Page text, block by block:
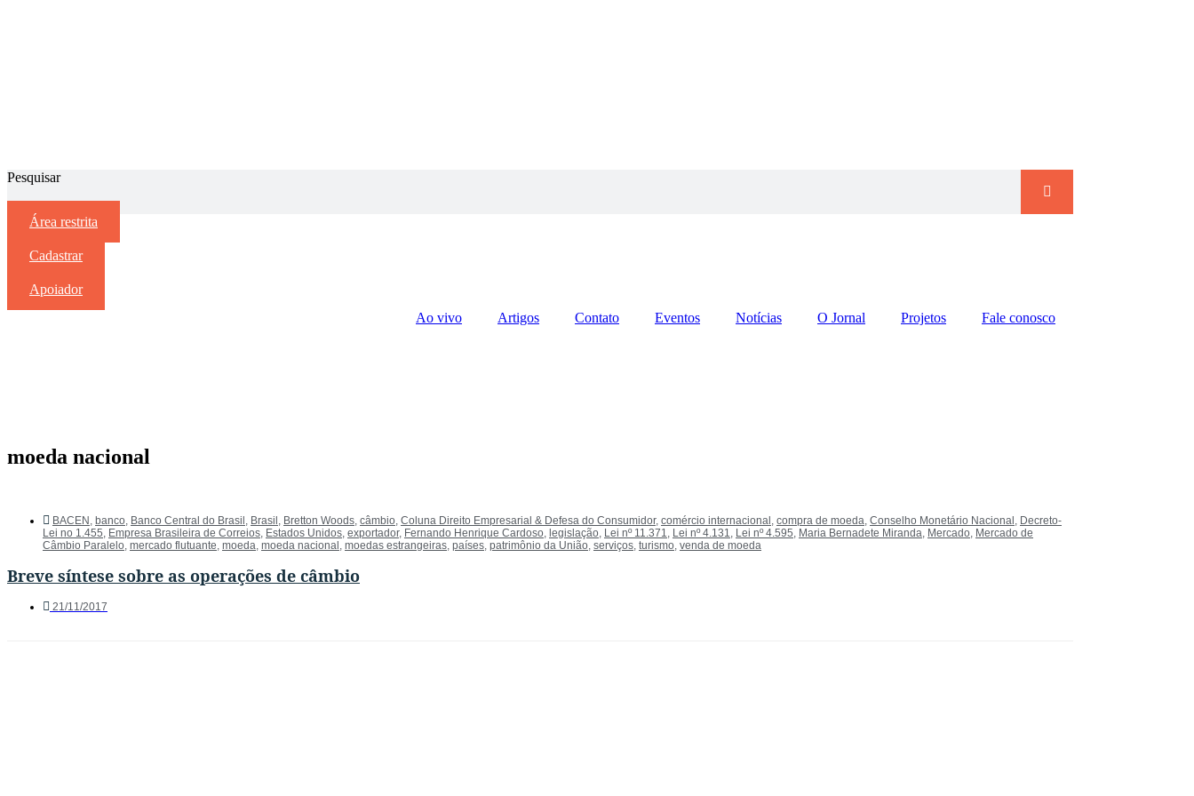
Pesquisar
Área restrita
Cadastrar
Apoiador
Ao vivo
Artigos Contato Eventos Notícias O Jornal Projetos Fale conosco
moeda nacional
BACEN , banco, Banco Central do Brasil , Brasil , Bretton Woods, câmbio, Coluna Direito Empresarial & Defesa do Consumidor, comércio internacional , compra de moeda, Conselho Monetário Nacional , Decreto-
Lei no 1.455, Empresa Brasileira de Correios, Estados Unidos, exportador, Fernando Henrique Cardoso, legislação, Lei nº 11.371, Lei nº 4.131, Lei nº 4.595, Maria Bernadete Miranda, Mercado, Mercado de
Câmbio Paralelo, mercado flutuante, moeda, moeda nacional , moedas estrangeiras, países, patrimônio da União, serviços, turismo, venda de moeda
Breve síntese sobre as operações de câmbio
21/11/2017